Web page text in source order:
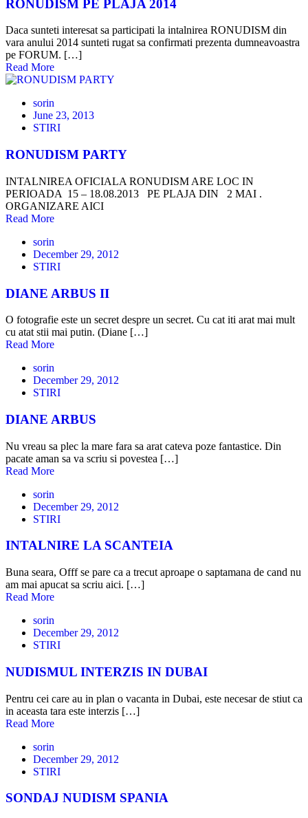
RONUDISM PE PLAJA 2014
Daca sunteti interesat sa participati la intalnirea RONUDISM din
vara anului 2014 sunteti rugat sa confirmati prezenta dumneavoastra
pe FORUM. […]
Read More
sorin
June 23, 2013
STIRI
RONUDISM PARTY
INTALNIREA OFICIALA RONUDISM ARE LOC IN
PERIOADA 15 – 18.08.2013 PE PLAJA DIN 2 MAI .
ORGANIZARE AICI
Read More
sorin
December 29, 2012
STIRI
DIANE ARBUS II
O fotografie este un secret despre un secret. Cu cat iti arat mai mult
cu atat stii mai putin. (Diane […]
Read More
sorin
December 29, 2012
STIRI
DIANE ARBUS
Nu vreau sa plec la mare fara sa arat cateva poze fantastice. Din
pacate aman sa va scriu si povestea […]
Read More
sorin
December 29, 2012
STIRI
INTALNIRE LA SCANTEIA
Buna seara, Offf se pare ca a trecut aproape o saptamana de cand nu
am mai apucat sa scriu aici. […]
Read More
sorin
December 29, 2012
STIRI
NUDISMUL INTERZIS IN DUBAI
Pentru cei care au in plan o vacanta in Dubai, este necesar de stiut ca
in aceasta tara este interzis […]
Read More
sorin
December 29, 2012
STIRI
SONDAJ NUDISM SPANIA